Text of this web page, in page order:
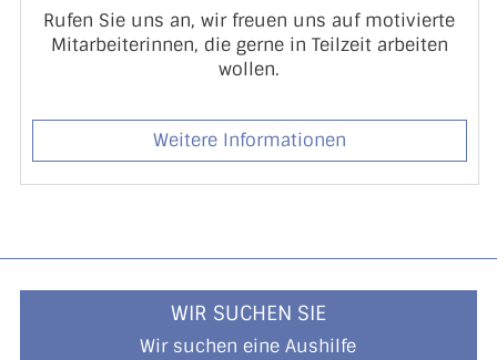
Rufen Sie uns an, wir freuen uns auf motivierte
Mitarbeiterinnen, die gerne in Teilzeit arbeiten
wollen.
Weitere Informationen
WIR SUCHEN SIE
Wir suchen eine Aushilfe